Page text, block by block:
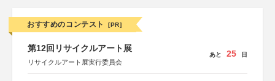
おすすめのコンテスト [PR]
第12回リサイクルアート展
リサイクルアート展実行委員会
あと 25 日